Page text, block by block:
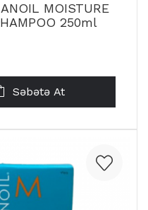
MOISTURE
250ml
Səbətə At